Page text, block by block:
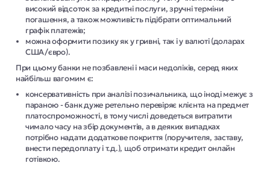
високий відсоток за кредитні послуги, зручні терміни
погашення, а також можливість підібрати оптимальний
графік платежів;
можна оформити позику як у гривні, так і у валюті (доларах
США/євро).
При цьому банки не позбавлені і маси недоліків, серед яких
найбільш вагомим є:
консервативність при аналізі позичальника, що іноді межує з
параною - банк дуже ретельно перевіряє клієнта на предмет
платоспроможності, в тому числі доведеться витратити
чимало часу на збір документів, а в деяких випадках
потрібно надати додаткове покриття (поручителя, заставу,
внести передоплату і т.д.), щоб отримати кредит онлайн
готівкою.